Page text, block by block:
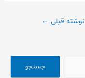
نوشته قبلی ←
جستجو